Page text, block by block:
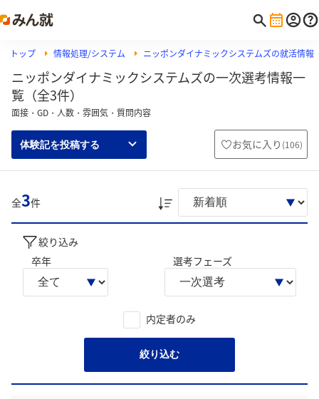
トップ 情報処理/システム ニッポンダイナミックシステムズの就活情報
ニッポンダイナミックシステムズの一次選考情報一
覧（全3件）
面接・GD・人数・雰囲気・質問内容
体験記を投稿する お気に入り (106)
全3件
絞り込み
卒年
選考フェーズ
内定者のみ
絞り込む